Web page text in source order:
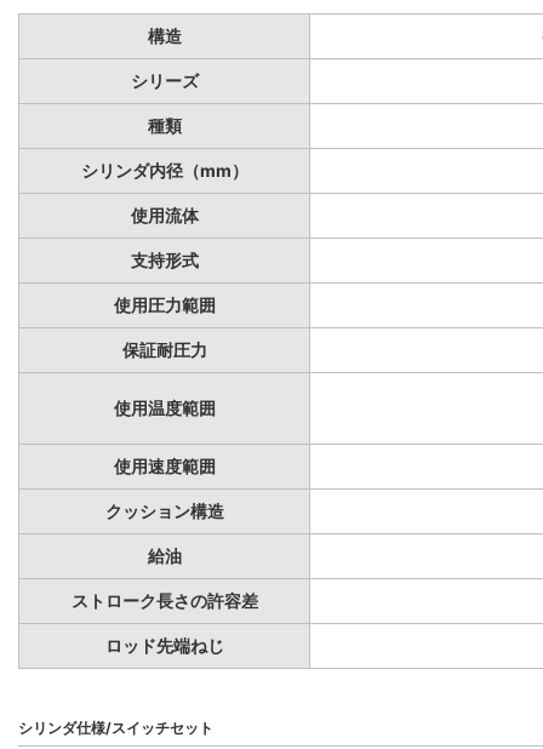
構造
シリーズ
種類
シリンダ内径（mm）
使用流体
支持形式
使用圧力範囲
保証耐圧力
使用温度範囲
使用速度範囲
クッション構造
給油
ストローク長さの許容差
ロッド先端ねじ
シリンダ仕様/スイッチセット